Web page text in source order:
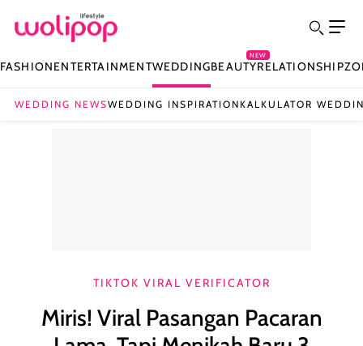
FASHIONENTERTAINMENTWEDDINGBEAUTY
NEW
RELATIONSHIP
WEDDING NEWSWEDDING INSPIRATION KALKULATOR
TIKTOK VIRAL VERIFICATOR
Miris! Viral Pasangan Pacaran